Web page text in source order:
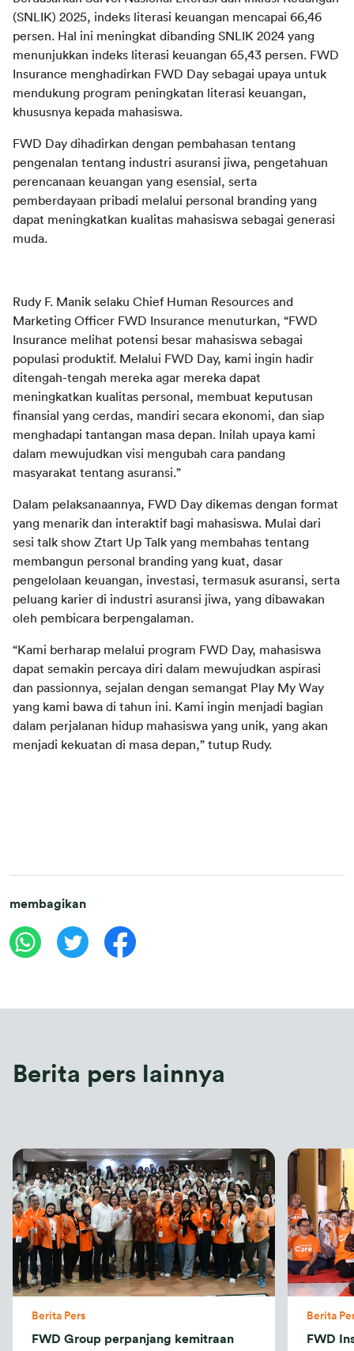
(SNLIK) 2025, indeks literasi keuangan mencapai 66,46
persen. Hal ini meningkat dibanding SNLIK 2024 yang
menunjukkan indeks literasi keuangan 65,43 persen. FWD
Insurance menghadirkan FWD Day sebagai upaya untuk
mendukung program peningkatan literasi keuangan,
FWD Day dihadirkan dengan pembahasan tentang
pengenalan tentang industri asuransi jiwa, pengetahuan
perencanaan keuangan yang esensial, serta
pemberdayaan pribadi melalui personal branding yang
dapat meningkatkan kualitas mahasiswa sebagai generasi
muda.
Rudy F. Manik selaku Chief Human Resources and
Marketing Officer FWD Insurance menuturkan, “FWD
Insurance melihat potensi besar mahasiswa sebagai
populasi produktif. Melalui FWD Day, kami ingin hadir
ditengah-tengah mereka agar mereka dapat
meningkatkan kualitas personal, membuat keputusan
finansial yang cerdas, mandiri secara ekonomi, dan siap
menghadapi tantangan masa depan. Inilah upaya kami
dalam mewujudkan visi mengubah cara pandang
Dalam pelaksanaannya, FWD Day dikemas dengan format
yang menarik dan interaktif bagi mahasiswa. Mulai dari
sesi talk show Ztart Up Talk yang membahas tentang
membangun personal branding yang kuat, dasar
pengelolaan keuangan, investasi, termasuk asuransi, serta
peluang karier di industri asuransi jiwa, yang dibawakan
“Kami berharap melalui program FWD Day, mahasiswa
dapat semakin percaya diri dalam mewujudkan aspirasi
dan passionnya, sejalan dengan semangat Play My Way
yang kami bawa di tahun ini. Kami ingin menjadi bagian
dalam perjalanan hidup mahasiswa yang unik, yang akan
membagikan
Berita pers lainnya
Berita Pers
FWD Group perpanjang kemitraan
Berita
FWD